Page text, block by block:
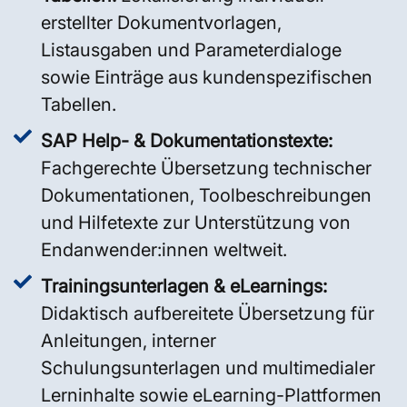
erstellter Dokumentvorlagen,
Listausgaben und Parameterdialoge
sowie Einträge aus kundenspezifischen
Tabellen.
SAP Help- & Dokumentationstexte:
Fachgerechte Übersetzung technischer
Dokumentationen, Toolbeschreibungen
und Hilfetexte zur Unterstützung von
Endanwender:innen weltweit.
Trainingsunterlagen & eLearnings:
Didaktisch aufbereitete Übersetzung für
Anleitungen, interner
Schulungsunterlagen und multimedialer
Lerninhalte sowie eLearning-Plattformen